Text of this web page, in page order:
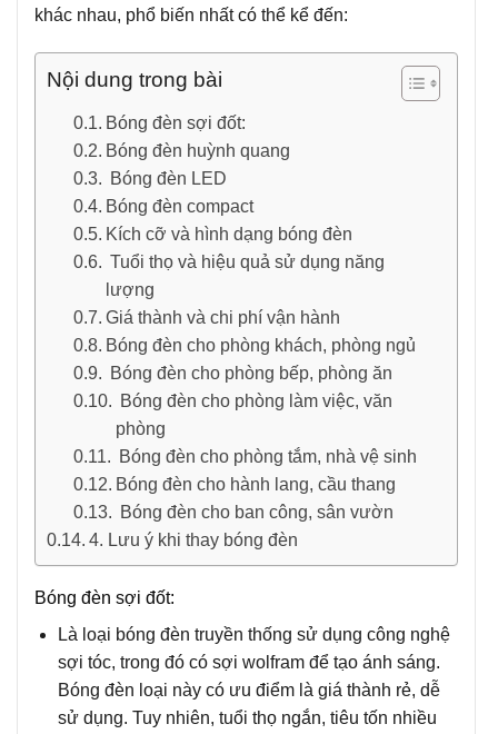
khác nhau, phổ biến nhất có thể kể đến:
Nội dung trong bài
Bóng đèn sợi đốt:
Bóng đèn huỳnh quang
Bóng đèn LED
Bóng đèn compact
Kích cỡ và hình dạng bóng đèn
Tuổi thọ và hiệu quả sử dụng năng
lượng
Giá thành và chi phí vận hành
Bóng đèn cho phòng khách, phòng ngủ
Bóng đèn cho phòng bếp, phòng ăn
Bóng đèn cho phòng làm việc, văn
phòng
Bóng đèn cho phòng tắm, nhà vệ sinh
Bóng đèn cho hành lang, cầu thang
Bóng đèn cho ban công, sân vườn
4. Lưu ý khi thay bóng đèn
Bóng đèn sợi đốt:
Là loại bóng đèn truyền thống sử dụng công nghệ
sợi tóc, trong đó có sợi wolfram để tạo ánh sáng.
Bóng đèn loại này có ưu điểm là giá thành rẻ, dễ
sử dụng. Tuy nhiên, tuổi thọ ngắn, tiêu tốn nhiều